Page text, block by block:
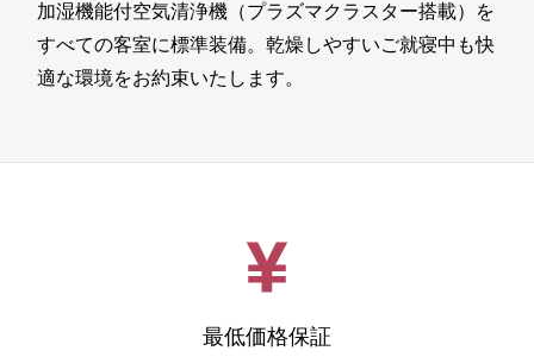
加湿機能付空気清浄機（プラズマクラスター搭載）を
すべての客室に標準装備。乾燥しやすいご就寝中も快
適な環境をお約束いたします。
最低価格保証